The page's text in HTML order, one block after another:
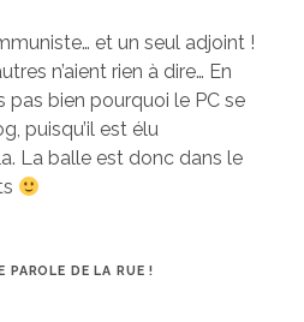
et un seul adjoint !
n’aient rien à dire… En
pas bien pourquoi le PC se
puisqu’il est élu
La balle est donc dans le
PAROLE DE LA RUE !